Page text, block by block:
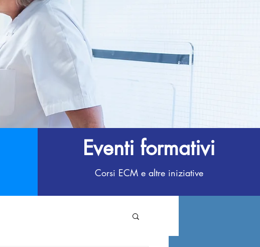
Eventi formativi
Corsi ECM e altre iniziative